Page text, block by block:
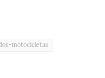
motocicletas